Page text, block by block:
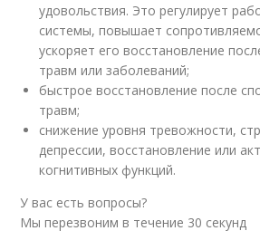
удовольствия. Это регулирует
системы, повышает
ускоряет его восстановление
травм или заболеваний;
быстрое восстановление после
травм;
снижение уровня тревожности,
депрессии, восстановление или
когнитивных функций.
У вас есть вопросы?
Мы перезвоним в течение 30 секунд